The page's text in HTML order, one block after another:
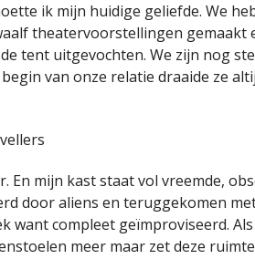
ik mijn huidige geliefde. We
theatervoorstellingen gemaakt
tent uitgevochten. We zijn nog
van onze relatie draaide ze
En mijn kast staat vol vreemde,
door aliens en teruggekomen
want compleet geïmproviseerd.
meer maar zet deze